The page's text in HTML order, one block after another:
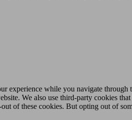
experience while you navigate through
We also use third-party cookies
of these cookies. But opting out of